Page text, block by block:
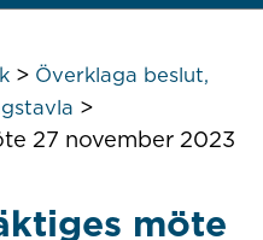
> Överklaga beslut,
>
27 november 2023
möte